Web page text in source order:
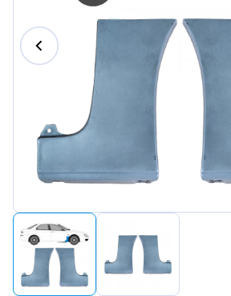
Lietuvių
Hrvatski
Português
Slovenian
Latvian
Slovenčina